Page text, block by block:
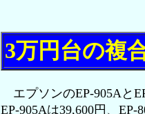
3万円台の複
エプソンのEP-905Aと
EP-905Aは39,600円、